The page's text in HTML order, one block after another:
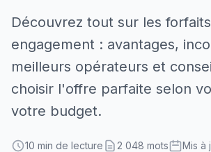
Découvrez tout sur les
engagement : avantages,
meilleurs opérateurs et
choisir l'offre parfaite selon
votre budget.
10 min de lecture 2 048 mots Mis à